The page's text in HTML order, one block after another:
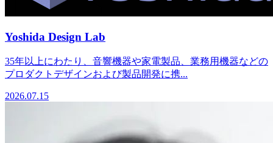
Yoshida Design Lab
35年以上にわたり、音響機器や家電製品、業務用機器などの
プロダクトデザインおよび製品開発に携...
2026.07.15